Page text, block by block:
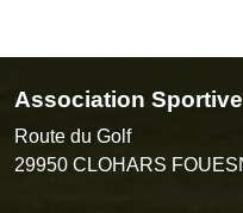
Association
Route du Golf
29950 CLOHARS